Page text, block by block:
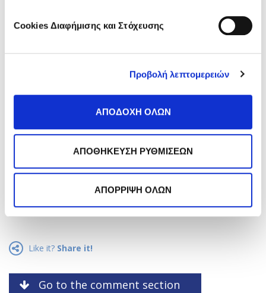
Cookies Διαφήμισης και Στόχευσης
Προβολή λεπτομερειών
ΑΠΟΔΟΧΗ ΟΛΩΝ
ΑΠΟΘΗΚΕΥΣΗ ΡΥΘΜΙΣΕΩΝ
ΑΠΟΡΡΙΨΗ ΟΛΩΝ
σου;
Εγγραφή
Like it? Share it!
Go to the comment section